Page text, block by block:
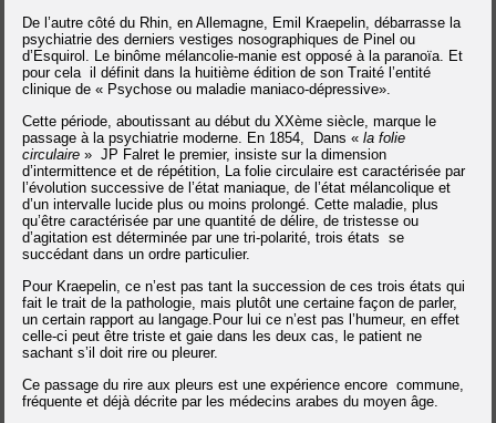
De l’autre côté du Rhin, en Allemagne, Emil
Kraepelin, débarrasse la
psychiatrie des derniers vestiges nosographiques de Pinel ou
d’Esquirol. Le binôme mélancolie-manie est opposé à la paranoïa. Et
pour cela il définit dans la huitième édition de son Traité l’entité
clinique de « Psychose ou maladie maniaco-dépressive».
Cette période, aboutissant au début du XXème siècle, marque le
passage à la psychiatrie moderne. En 1854, Dans «la folie
circulaire » JP Falret le premier, insiste sur la dimension
d’intermittence et de répétition, La folie circulaire est caractérisée par
l’évolution successive de l’état maniaque, de l’état mélancolique et
d’un intervalle lucide plus ou moins prolongé. Cette maladie, plus
qu’être caractérisée par une quantité de délire, de tristesse ou
d’agitation est déterminée par une tri-polarité, trois états se
succédant dans un ordre particulier.
Pour Kraepelin, ce n’est pas tant la succession de ces trois états qui
fait le trait de la pathologie, mais plutôt une certaine façon de parler,
un certain rapport au langage. Pour lui ce n’est pas l’humeur, en effet
celle-ci peut être triste et gaie dans les deux cas, le patient ne
sachant s’il doit rire ou pleurer.
Ce passage du rire aux pleurs est une expérience encore commune,
fréquente et déjà décrite par les médecins arabes du moyen âge.